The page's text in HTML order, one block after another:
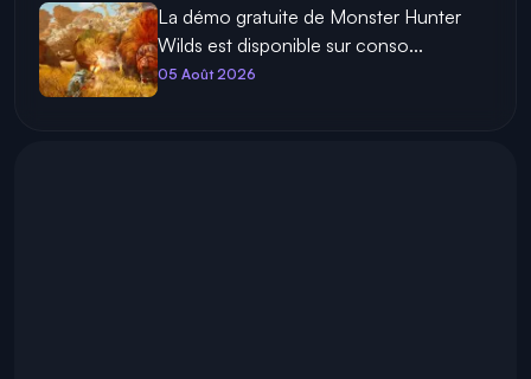
La démo gratuite de Monster Hunter
Wilds est disponible sur conso...
05 Août 2026